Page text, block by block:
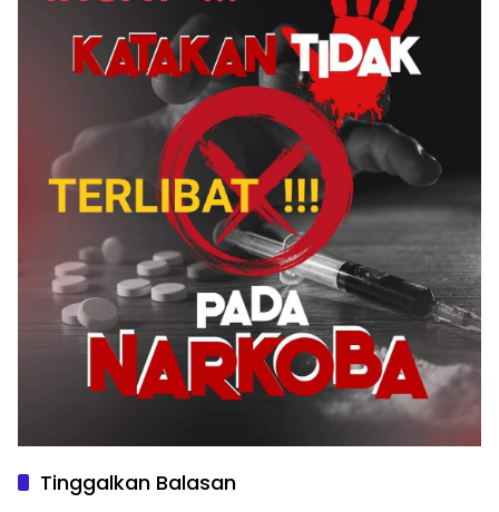
Tinggalkan Balasan